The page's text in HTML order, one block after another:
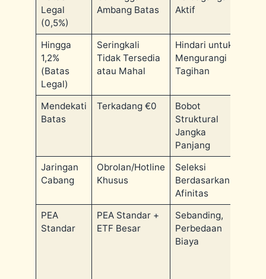
Legal
(0,5%)
Ambang Batas
Aktif
Hingga
1,2%
(Batas
Legal)
Seringkali
Tidak Tersedia
atau Mahal
Hindari untuk
Mengurangi
Tagihan
Mendekati
Batas
Terkadang €0
Bobot
Struktural
Jangka
Panjang
Jaringan
Cabang
Obrolan/Hotline
Khusus
Seleksi
Berdasarkan
Afinitas
PEA
Standar
PEA Standar +
ETF Besar
Sebanding,
Perbedaan
Biaya